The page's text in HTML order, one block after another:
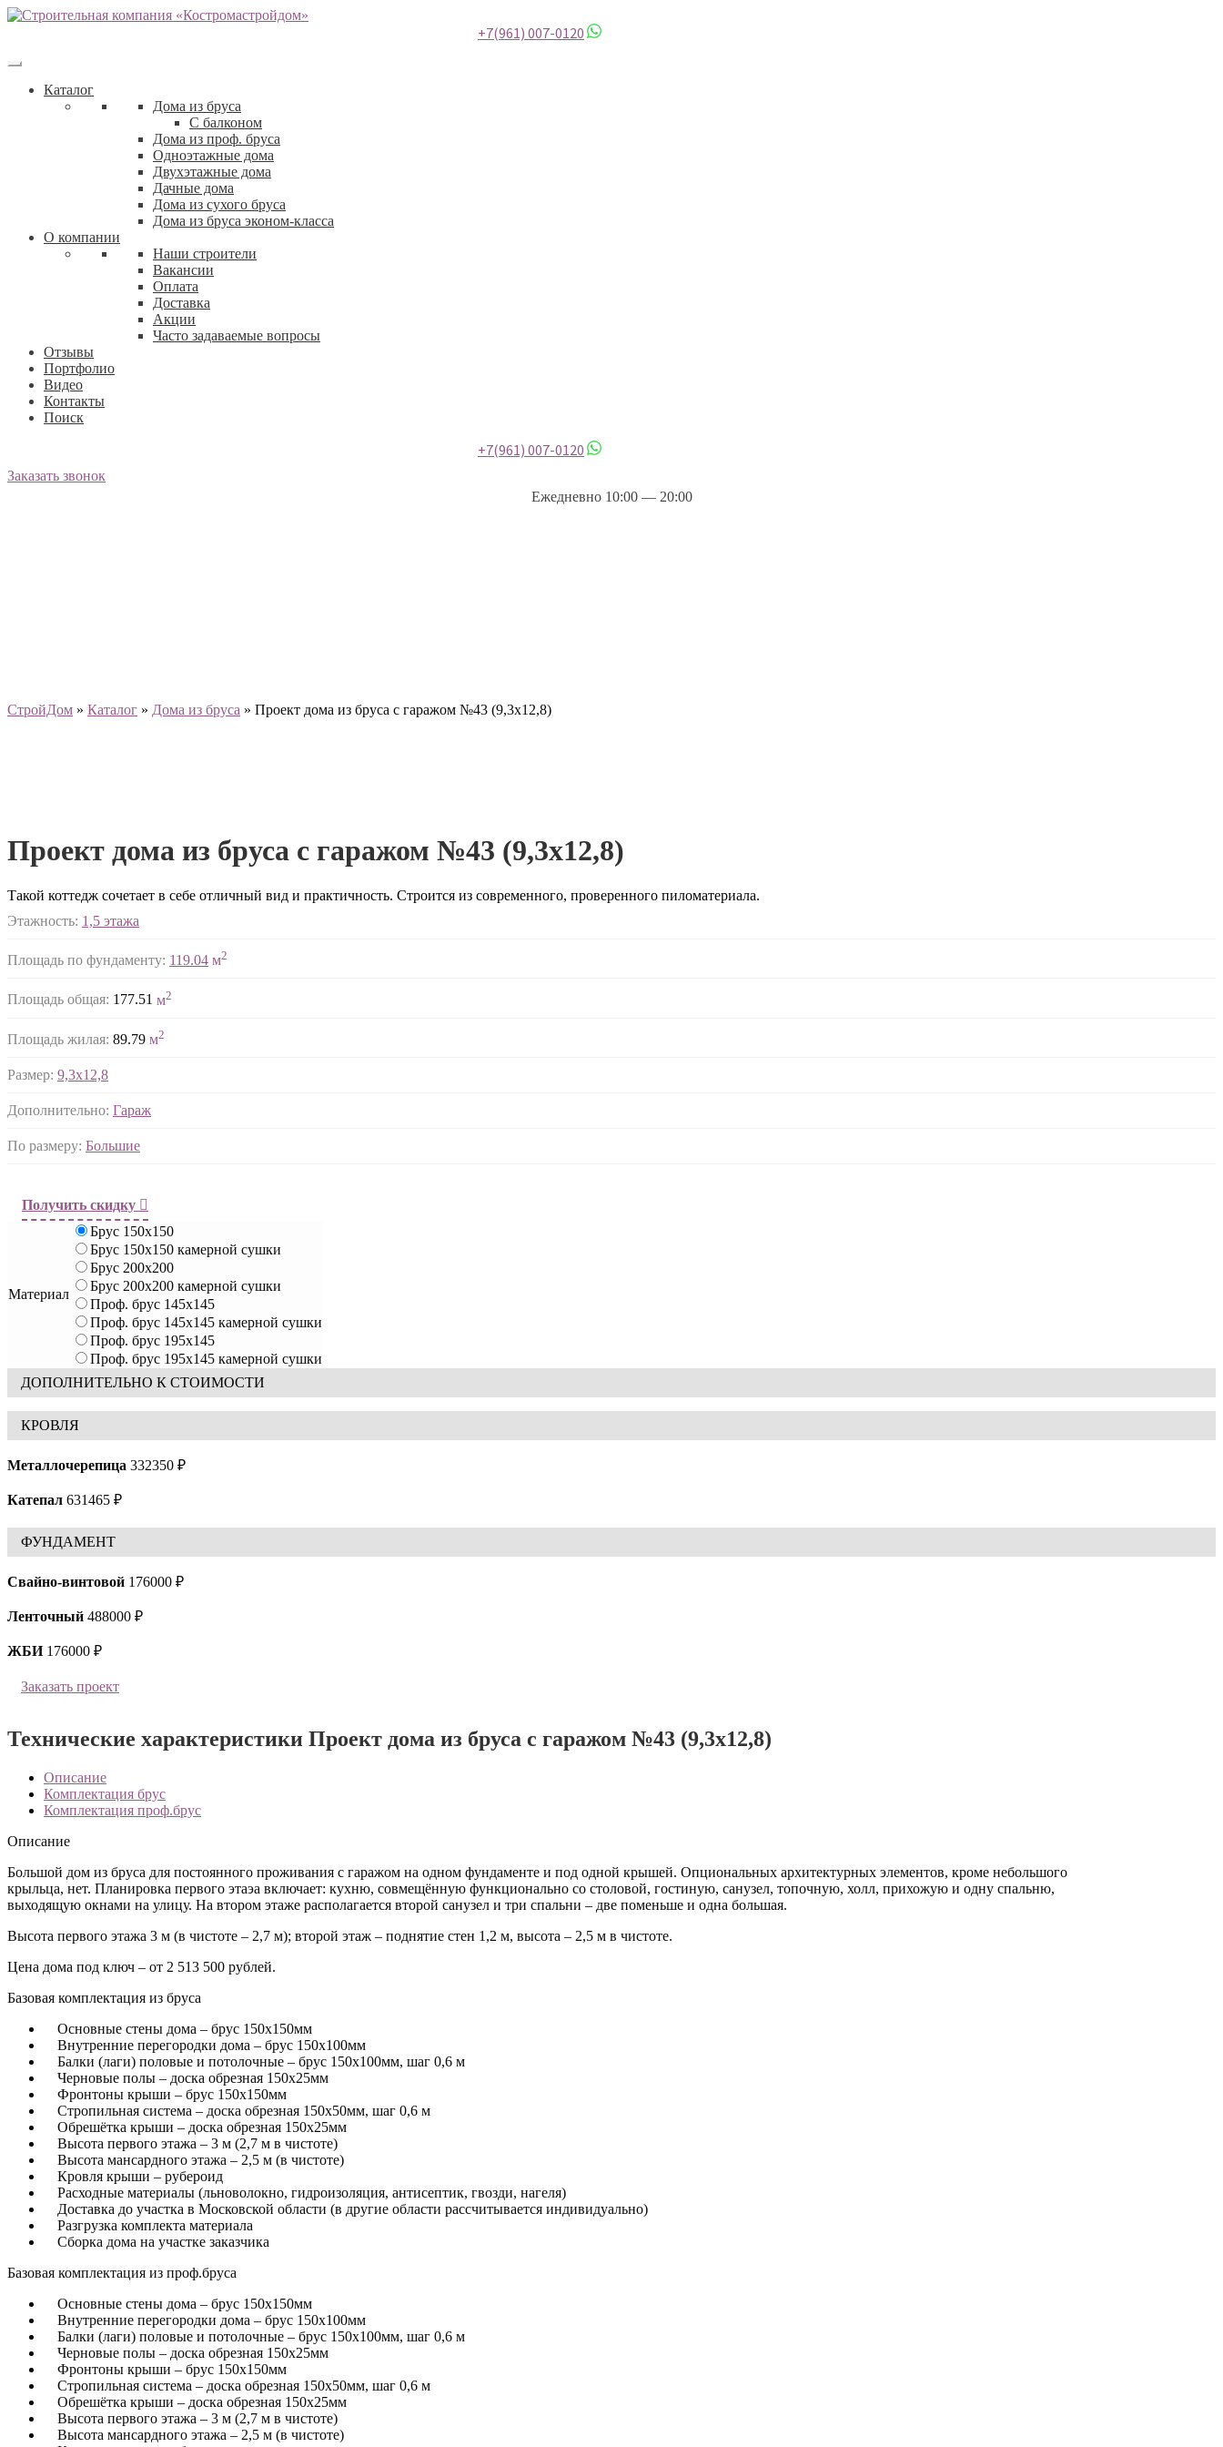
+7(961) 007-0120
Каталог
Дома из бруса
С балконом
Дома из проф. бруса
Одноэтажные дома
Двухэтажные дома
Дачные дома
Дома из сухого бруса
Дома из бруса эконом-класса
О компании
Наши строители
Вакансии
Оплата
Доставка
Акции
Часто задаваемые вопросы
Отзывы
Портфолио
Видео
Контакты
Поиск
+7(961) 007-0120
Заказать звонок
Ежедневно 10:00 — 20:00
СтройДом » Каталог » Дома из бруса » Проект дома из бруса с гаражом №43 (9,3х12,8)
Проект дома из бруса с гаражом №43 (9,3х12,8)
Такой коттедж сочетает в себе отличный вид и практичность. Строится из современного, проверенного пиломатериала.
Этажность: 1,5 этажа
Площадь по фундаменту: 119.04 м2
Площадь общая: 177.51 м2
Площадь жилая: 89.79 м2
Размер: 9,3х12,8
Дополнительно: Гараж
По размеру: Большие
Получить скидку
Материал
Брус 150х150
Брус 150х150 камерной сушки
Брус 200х200
Брус 200х200 камерной сушки
Проф. брус 145х145
Проф. брус 145х145 камерной сушки
Проф. брус 195х145
Проф. брус 195х145 камерной сушки
ДОПОЛНИТЕЛЬНО К СТОИМОСТИ
КРОВЛЯ
Металлочерепица 332350 ₽
Катепал 631465 ₽
ФУНДАМЕНТ
Свайно-винтовой 176000 ₽
Ленточный 488000 ₽
ЖБИ176000 ₽
Заказать проект
Технические характеристики Проект дома из бруса с гаражом №43 (9,3х12,8)
Описание
Комплектация брус
Комплектация проф.брус
Описание
Большой дом из бруса для постоянного проживания с гаражом на одном фундаменте и под одной крышей. Опциональных архитектурных элементов, кроме небольшого
крыльца, нет. Планировка первого этаэа включает: кухню, совмещённую функционально со столовой, гостиную, санузел, топочную, холл, прихожую и одну спальню,
выходящую окнами на улицу. На втором этаже располагается второй санузел и три спальни – две поменьше и одна большая.
Высота первого этажа 3 м (в чистоте – 2,7 м); второй этаж – поднятие стен 1,2 м, высота – 2,5 м в чистоте.
Цена дома под ключ – от 2 513 500 рублей.
Базовая комплектация из бруса
Основные стены дома – брус 150х150мм
Внутренние перегородки дома – брус 150х100мм
Балки (лаги) половые и потолочные – брус 150х100мм, шаг 0,6 м
Черновые полы – доска обрезная 150х25мм
Фронтоны крыши – брус 150х150мм
Стропильная система – доска обрезная 150х50мм, шаг 0,6 м
Обрешётка крыши – доска обрезная 150х25мм
Высота первого этажа – 3 м (2,7 м в чистоте)
Высота мансардного этажа – 2,5 м (в чистоте)
Кровля крыши – рубероид
Расходные материалы (льноволокно, гидроизоляция, антисептик, гвозди, нагеля)
Доставка до участка в Московской области (в другие области рассчитывается индивидуально)
Разгрузка комплекта материала
Сборка дома на участке заказчика
Базовая комплектация из проф.бруса
Основные стены дома – брус 150х150мм
Внутренние перегородки дома – брус 150х100мм
Балки (лаги) половые и потолочные – брус 150х100мм, шаг 0,6 м
Черновые полы – доска обрезная 150х25мм
Фронтоны крыши – брус 150х150мм
Стропильная система – доска обрезная 150х50мм, шаг 0,6 м
Обрешётка крыши – доска обрезная 150х25мм
Высота первого этажа – 3 м (2,7 м в чистоте)
Высота мансардного этажа – 2,5 м (в чистоте)